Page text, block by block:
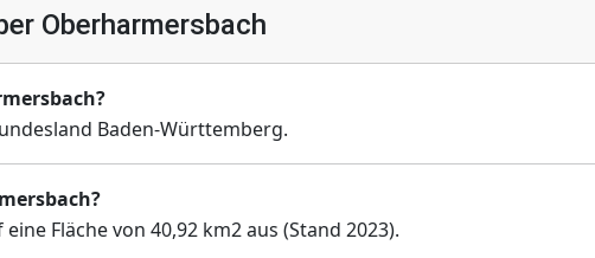
Oberharmersbach
Baden-Württemberg.
Fläche von 40,92 km2 aus (Stand 2023).